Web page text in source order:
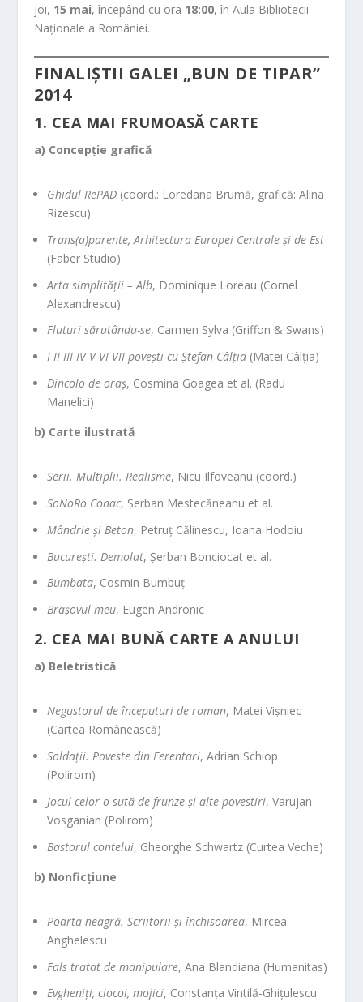
joi, 15 mai, începând cu ora 18:00, în Aula Bibliotecii
Naționale a României.
FINALIȘTII GALEI „BUN DE TIPAR”
2014
1. CEA MAI FRUMOASĂ CARTE
a) Concepție grafică
Ghidul RePAD (coord.: Loredana Brumă, grafică: Alina
Rizescu)
Trans(a)parente, Arhitectura Europei Centrale și de Est
(Faber Studio)
Arta simplității – Alb, Dominique Loreau (Cornel
Alexandrescu)
Fluturi sărutându-se, Carmen Sylva (Griffon & Swans)
I II III IV V VI VII povești cu Ștefan Câlția (Matei Câlția)
Dincolo de oraș, Cosmina Goagea et al. (Radu
Manelici)
b) Carte ilustrată
Serii. Multiplii. Realisme, Nicu Ilfoveanu (coord.)
SoNoRo Conac, Șerban Mestecăneanu et al.
Mândrie și Beton, Petruț Călinescu, Ioana Hodoiu
București. Demolat, Șerban Bonciocat et al.
Bumbata, Cosmin Bumbuț
Brașovul meu, Eugen Andronic
2. CEA MAI BUNĂ CARTE A ANULUI
a) Beletristică
Negustorul de începuturi de roman, Matei Vișniec
(Cartea Românească)
Soldații. Poveste din Ferentari, Adrian Schiop
(Polirom)
Jocul celor o sută de frunze și alte povestiri, Varujan
Vosganian (Polirom)
Bastorul contelui, Gheorghe Schwartz (Curtea Veche)
b) Nonficțiune
Poarta neagră. Scriitorii și închisoarea, Mircea
Anghelescu
Fals tratat de manipulare, Ana Blandiana (Humanitas)
Evgheniți, ciocoi, mojici, Constanța Vintilă-Ghițulescu